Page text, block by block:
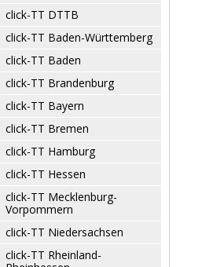
click-TT DTTB
click-TT Baden-Württemberg
click-TT Baden
click-TT Brandenburg
click-TT Bayern
click-TT Bremen
click-TT Hamburg
click-TT Hessen
click-TT Mecklenburg-
Vorpommern
click-TT Niedersachsen
click-TT Rheinland-